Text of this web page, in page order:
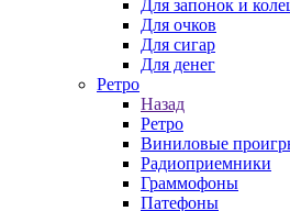
Для запонок и
Для очков
Для сигар
Для денег
Ретро
Назад
Ретро
Виниловые
Радиоприемники
Граммофоны
Патефоны